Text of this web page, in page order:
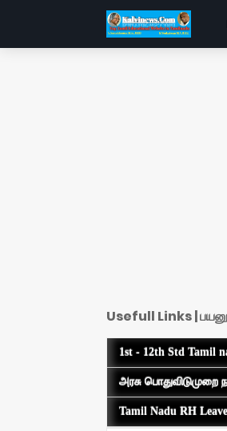
Usefull Links |
1st - 12th Std Tamil
அரசு பொதுவிடுமுறை
Tamil Nadu RH